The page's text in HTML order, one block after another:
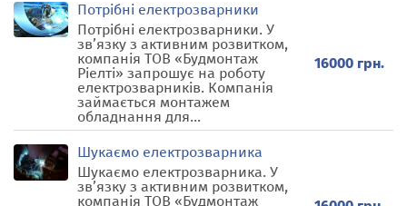
Потрібні електрозварники
Потрібні електрозварники. У
зв’язку з активним розвитком,
компанія ТОВ «Будмонтаж
Ріелті» запрошує на роботу
електрозварників. Компанія
займається монтажем
обладнання для...
16000 грн.
Шукаємо електрозварника
Шукаємо електрозварника. У
зв’язку з активним розвитком,
компанія ТОВ «Будмонтаж